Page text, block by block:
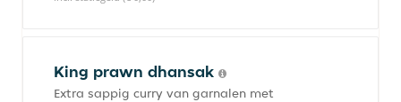
King prawn dhansak
Extra sappig curry van garnalen met